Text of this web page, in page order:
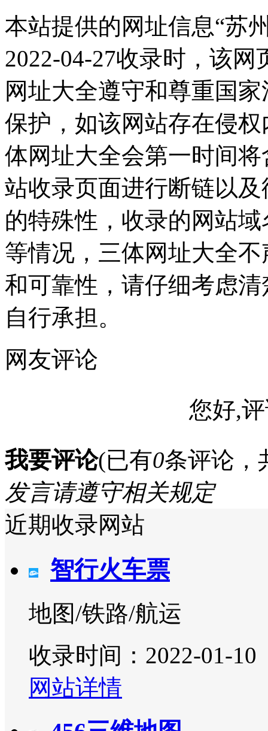
本站提供的网址信息“苏
2022-04-27收录时，该
网址大全遵守和尊重国
保护，如该网站存在侵
体网址大全会第一时间
站收录页面进行断链以
的特殊性，收录的网站
等情况，三体网址大全
和可靠性，请仔细考虑
自行承担。
网友评论
您好,
我要评论(已有0条评论，
发言请遵守相关规定
近期收录网站
智行火车票
地图/铁路/航运
收录时间：2022-01-10
网站详情